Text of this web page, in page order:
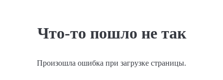
Что-то пошло не так
Произошла ошибка при загрузке страницы.